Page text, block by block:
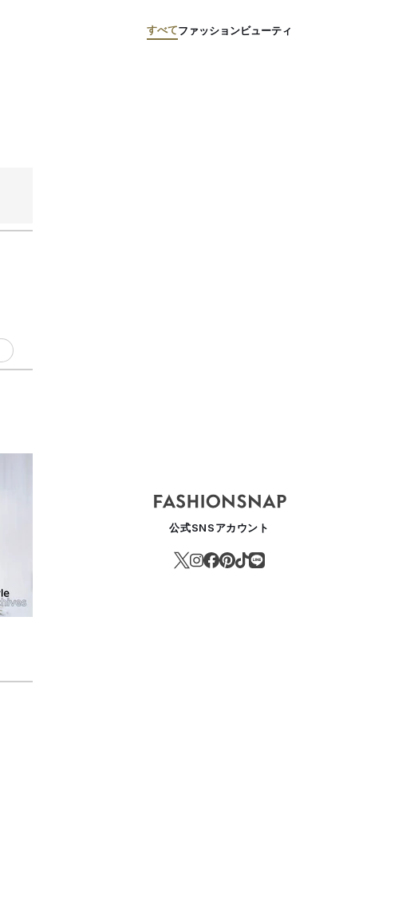
すべてファッションビューティ
公式SNSアカウント